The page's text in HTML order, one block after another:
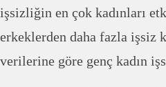
işsizliğin en çok kadınları
erkeklerden daha fazla işsiz
verilerine göre genç kadın